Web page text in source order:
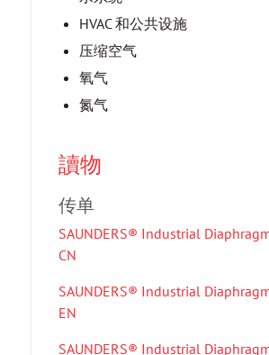
HVAC 和公共设施
压缩空气
氧气
氮气
讀物
传单
SAUNDERS® Industrial
CN
SAUNDERS® Industrial
EN
SAUNDERS® Industrial